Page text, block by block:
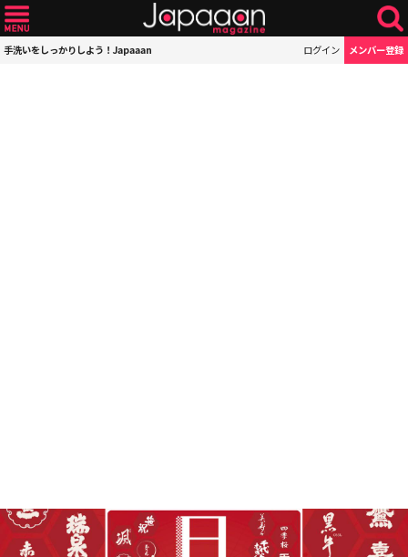
手洗いをしっかりしよう！Japaaan ログイン メンバー登録